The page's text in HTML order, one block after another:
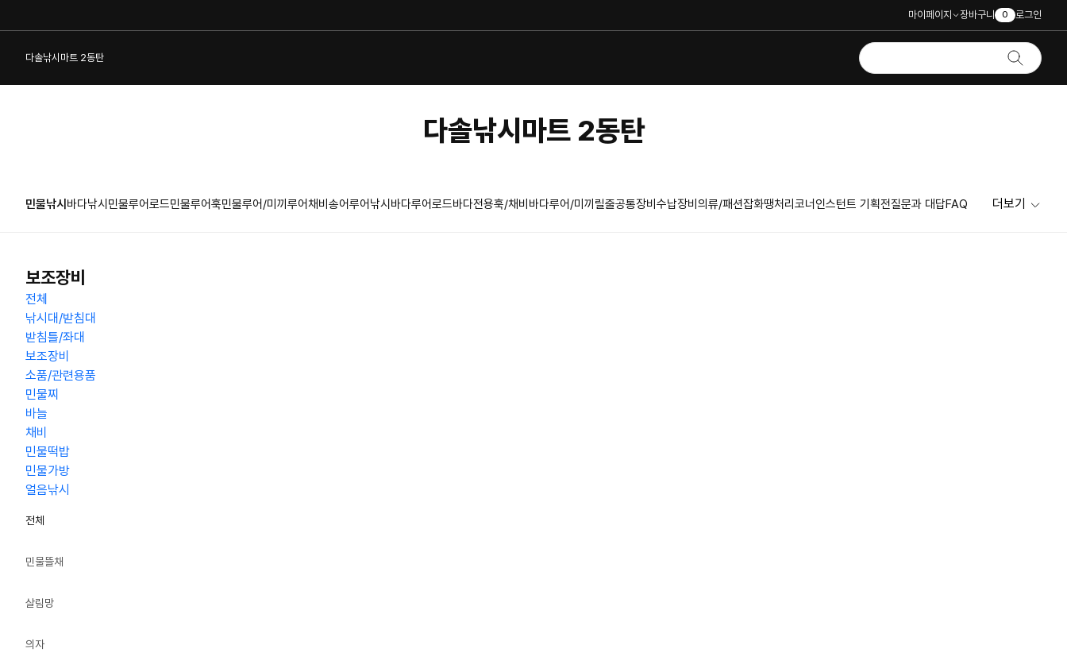
마이페이지 장바구니 0 로그인
다솔낚시마트 2동탄
다솔낚시마트 2동탄
민물낚시 바다낚시 민물루어로드민물루어훅민물루어/미끼 루어채비 송어루어낚시 바다루어로드바다전용훅/채비 바다루어/미끼 릴줄공통장비 수납장비 의류/패션잡화땡처리코너 인스턴트 기획전질문과 대답FAQ 더보기
보조장비
전체
낚시대/받침대
받침틀/좌대
보조장비
소품/관련용품
민물찌
바늘
채비
민물떡밥
민물가방
얼음낚시
전체
민물뜰채
살림망
의자